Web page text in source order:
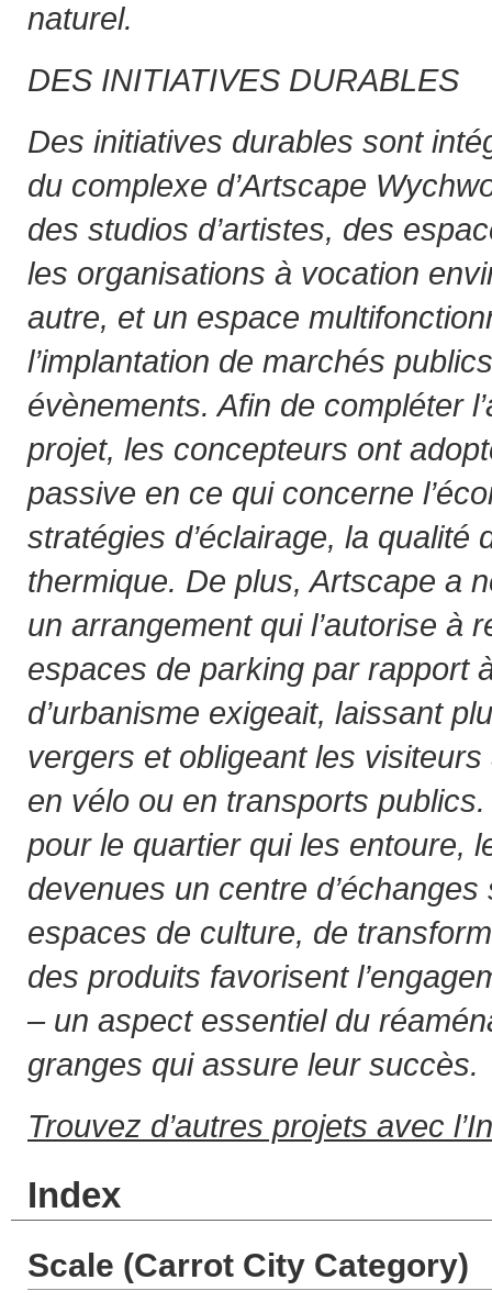
naturel.
DES INITIATIVES DURABLES
Des initiatives durables sont
du complexe d’Artscape
des studios d’artistes, des
les organisations à vocation
autre, et un espace
l’implantation de marchés
évènements. Afin de compléter
projet, les concepteurs ont
passive en ce qui concerne
stratégies d’éclairage, la qualité
thermique. De plus, Artscape a
un arrangement qui l’autorise à
espaces de parking par rapport
d’urbanisme exigeait, laissant
vergers et obligeant les
en vélo ou en transports
pour le quartier qui les entoure,
devenues un centre
espaces de culture, de
des produits favorisent
– un aspect essentiel du
granges qui assure leur succès.
Trouvez d’autres projets avec
Index
Scale (Carrot City Category)